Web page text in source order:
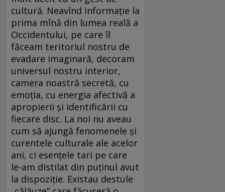
cultură. Neavînd informaţie la
prima mînă din lumea reală a
Occidentului, pe care îl
făceam teritoriul nostru de
evadare imaginară, decoram
universul nostru interior,
camera noastră secretă, cu
emoţia, cu energia afectivă a
apropierii şi identificării cu
fiecare disc. La noi nu aveau
cum să ajungă fenomenele şi
curentele culturale ale acelor
ani, ci esenţele tari pe care
le-am distilat din puţinul avut
la dispoziţie. Existau destule